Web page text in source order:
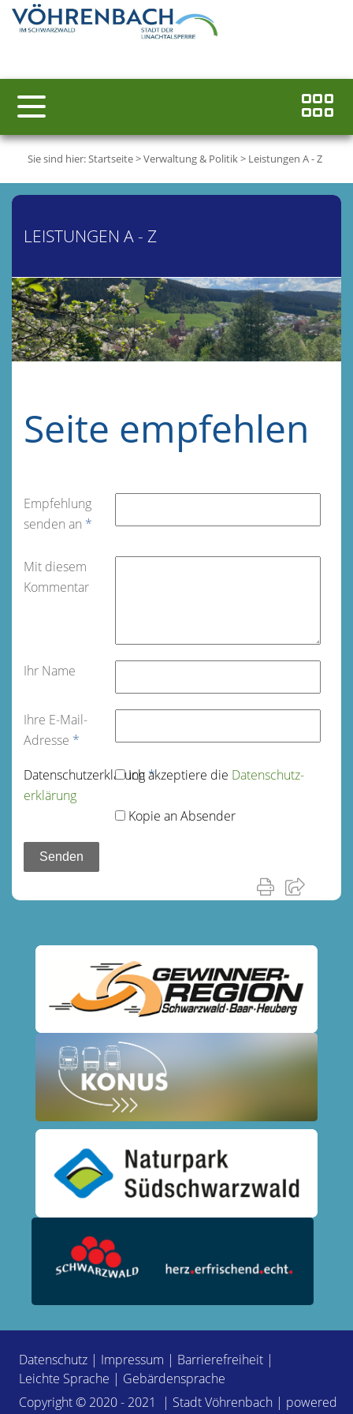
Sie sind hier:Startseite>Verwaltung & Politik> Leistungen A - Z
LEISTUNGEN A - Z
Seite empfehlen
Empfehlung
senden an *
Mit diesem
Kommentar
Ihr Name
Ihre E-Mail-
Adresse *
Datenschutz­erklärung*
Ich akzeptiere die Datenschutz­
erklärung
Kopie an Absender
Datenschutz | Impressum | Barrierefreiheit |
Leichte Sprache | Gebärdensprache
Copyright © 2020 - 2021 | Stadt Vöhrenbach | powered